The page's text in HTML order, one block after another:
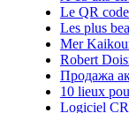
Le QR
Les plus
Mer
Robert
Продажа
10 lieux
Logiciel